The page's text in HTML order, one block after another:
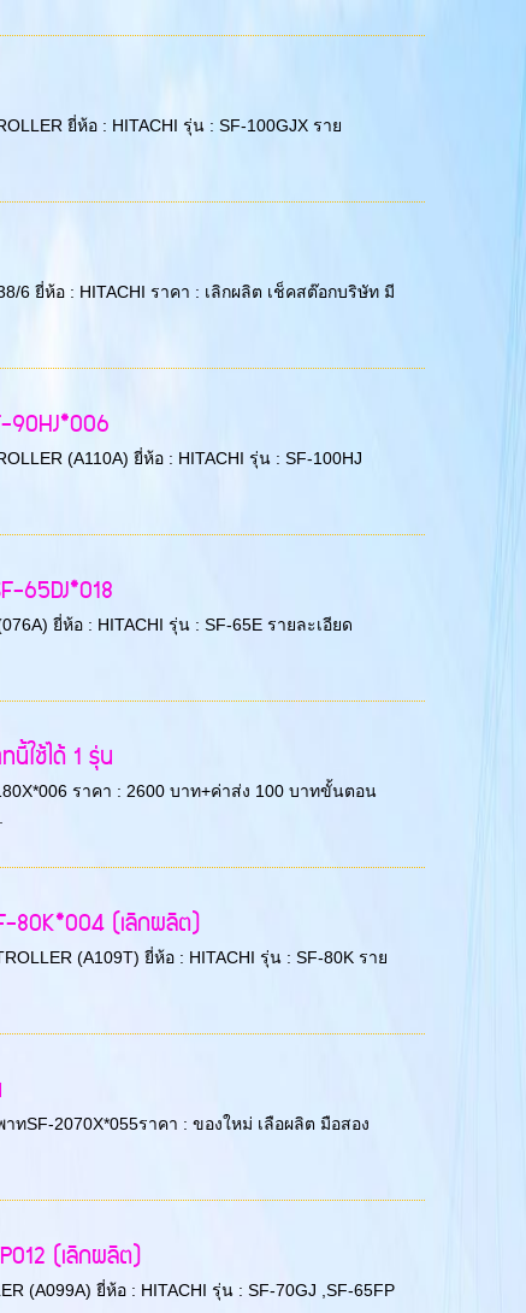
ยี่ห้อ : HITACHI รุ่น : SF-100GJX ราย
6 ยี่ห้อ : HITACHI ราคา : เลิกผลิต เช็คสต๊อกบริษัท มี
90HJ*006
(A110A) ยี่ห้อ : HITACHI รุ่น : SF-100HJ
65DJ*018
ยี่ห้อ : HITACHI รุ่น : SF-65E รายละเอียด
ใช้ได้ 1 รุ่น
ราคา : 2600 บาท+ค่าส่ง 100 บาทขั้นตอน
80K*004 (เลิกผลิต)
(A109T) ยี่ห้อ : HITACHI รุ่น : SF-80K ราย
ทSF-2070X*055ราคา : ของใหม่ เลือผลิต มือสอง
(เลิกผลิต)
(A099A) ยี่ห้อ : HITACHI รุ่น : SF-70GJ ,SF-65FP